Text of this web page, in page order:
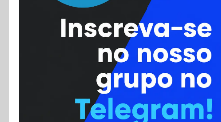
Cursos
Enviar Dica